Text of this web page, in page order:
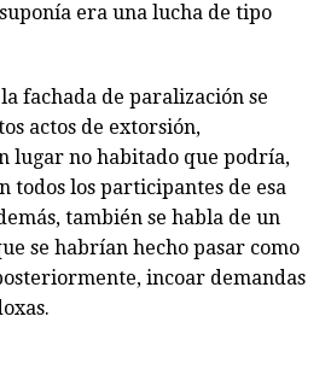
era una lucha de tipo
fachada de paralización se
actos de extorsión,
lugar no habitado que podría,
todos los participantes de esa
también se habla de un
se habrían hecho pasar como
incoar demandas